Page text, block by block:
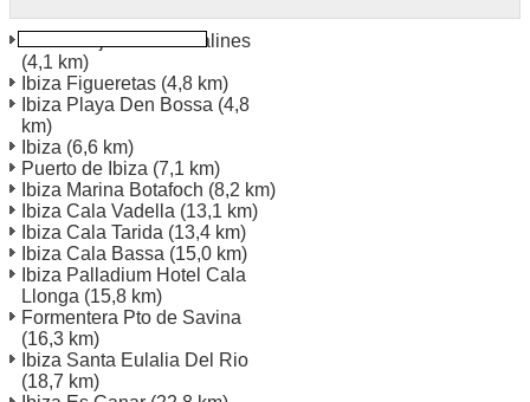
Ibiza Platja De Ses Salines
(4,1 km)
Ibiza Figueretas (4,8 km)
Ibiza Playa Den Bossa (4,8
km)
Ibiza (6,6 km)
Puerto de Ibiza (7,1 km)
Ibiza Marina Botafoch (8,2 km)
Ibiza Cala Vadella (13,1 km)
Ibiza Cala Tarida (13,4 km)
Ibiza Cala Bassa (15,0 km)
Ibiza Palladium Hotel Cala
Llonga (15,8 km)
Formentera Pto de Savina
(16,3 km)
Ibiza Santa Eulalia Del Rio
(18,7 km)